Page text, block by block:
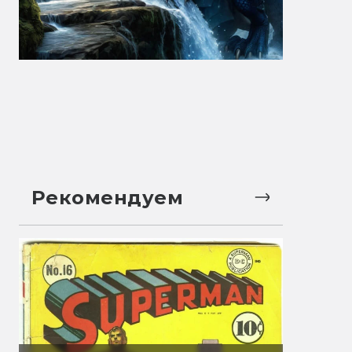
Рекомендуем